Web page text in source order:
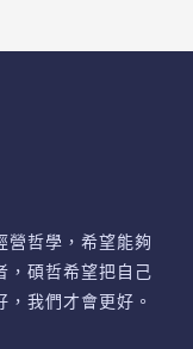
營哲學，希望能夠
，碩哲希望把自己
我們才會更好。